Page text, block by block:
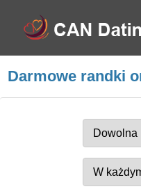
Darmowe randki